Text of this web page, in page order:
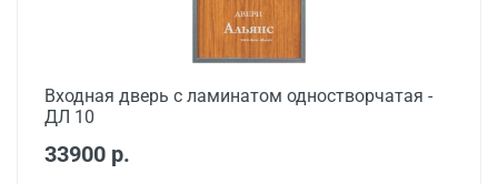
Входная дверь с ламинатом одностворчатая -
ДЛ 10
33900 р.